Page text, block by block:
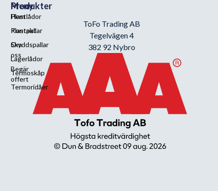
Meny
Hem
Kontakt
Om
oss
Begär
offert
Produkter
Plastlådor
Plastpallar
Skyddspallar
Lagerlådor
Termoskåp
Termoridåer
ToFo Trading AB
Tegelvägen 4
382 92 Nybro